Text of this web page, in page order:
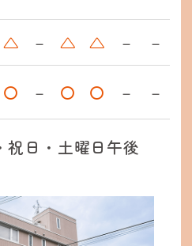
祝日・土曜日午後
△ － △ △ －
－
〇 － 〇 〇 － －